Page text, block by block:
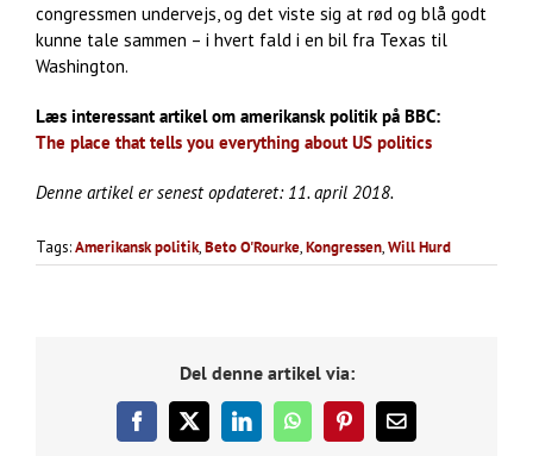
congressmen undervejs, og det viste sig at rød og blå godt
kunne tale sammen – i hvert fald i en bil fra Texas til
Washington.
Læs interessant artikel om amerikansk politik på BBC:
The place that tells you everything about US politics
Denne artikel er senest opdateret: 11. april 2018.
Tags:Amerikansk politik,Beto O'Rourke,Kongressen,Will Hurd
Del denne artikel via:
Facebook
X LinkedInWhatsAppPinterest
E-